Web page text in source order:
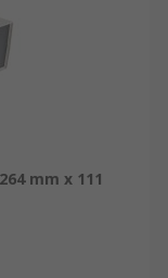
mm x 111